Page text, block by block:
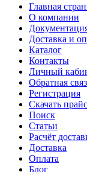
Главная
О компании
Доставка и
Каталог
Контакты
Личный
Обратная
Регистрация
Скачать
Поиск
Статьи
Расчёт
Доставка
Оплата
Блог